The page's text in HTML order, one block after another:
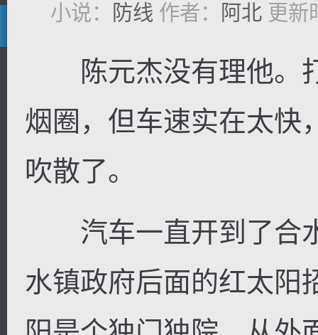
小说： 防线 作者： 阿北 更新
陈元杰没有理他。
烟圈，但车速实在太快
吹散了。
汽车一直开到了合
水镇政府后面的红太阳